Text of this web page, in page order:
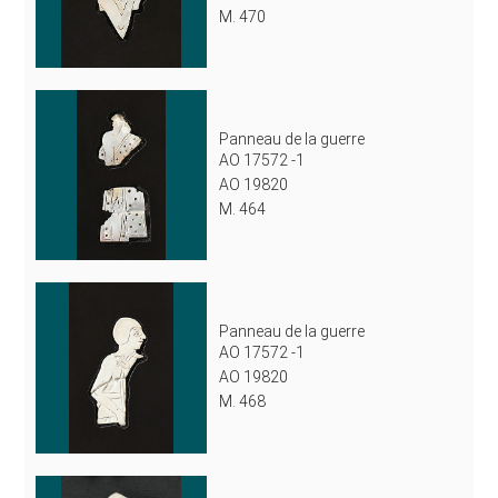
M. 470
Panneau de la guerre
AO 17572 -1
AO 19820
M. 464
Panneau de la guerre
AO 17572 -1
AO 19820
M. 468